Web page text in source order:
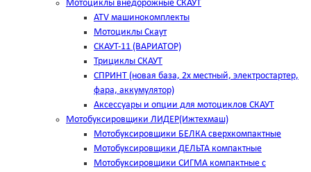
Мотоциклы внедорожные СКАУТ
ATV машинокомплекты
Мотоциклы Скаут
СКАУТ-11 (ВАРИАТОР)
Трициклы СКАУТ
СПРИНТ (новая база, 2х местный, электростартер,
фара, аккумулятор)
Аксессуары и опции для мотоциклов СКАУТ
Мотобуксировщики ЛИДЕР(Ижтехмаш)
Мотобуксировщики БЕЛКА сверхкомпактные
Мотобуксировщики ДЕЛЬТА компактные
Мотобуксировщики СИГМА компактные с